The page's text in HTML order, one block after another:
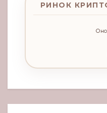
РИНОК